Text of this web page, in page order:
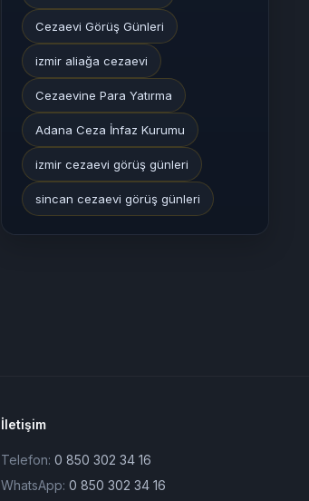
Cezaevi Görüş Günleri
izmir aliağa cezaevi
Cezaevine Para Yatırma
Adana Ceza İnfaz Kurumu
izmir cezaevi görüş günleri
sincan cezaevi görüş günleri
İletişim
Telefon: 0 850 302 34 16
WhatsApp: 0 850 302 34 16